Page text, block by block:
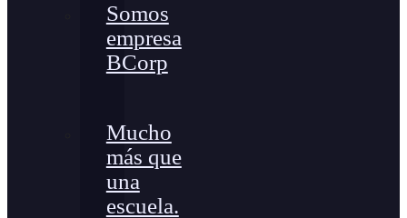
Somos
empresa
BCorp
Mucho
más que
una
escuela.